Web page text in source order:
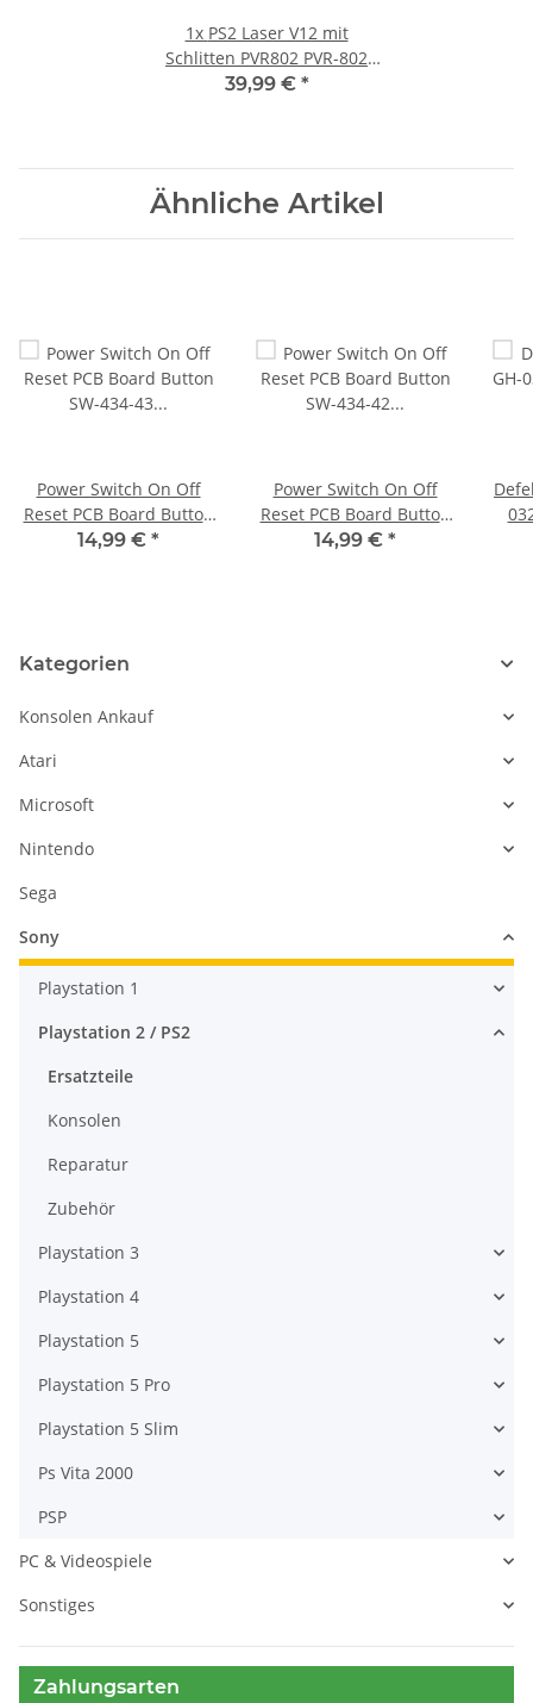
1x PS2 Laser V12 mit
Schlitten PVR802 PVR-802
SLIM SCPH70004 SCPH75004
39,99 € *
Ähnliche Artikel
Power Switch On Off
Reset PCB Board Button
SW-434-43 für Ps2 Slim
14,99 € *
Power Switch On Off
Reset PCB Board Button
SW-434-42 für Ps2 Slim
14,99 € *
Kategorien
Konsolen Ankauf
Atari
Microsoft
Nintendo
Sega
Sony
Playstation 1
Playstation 2 / PS2
Ersatzteile
Konsolen
Reparatur
Zubehör
Playstation 3
Playstation 4
Playstation 5
Playstation 5 Pro
Playstation 5 Slim
Ps Vita 2000
PSP
PC & Videospiele
Sonstiges
Zahlungsarten